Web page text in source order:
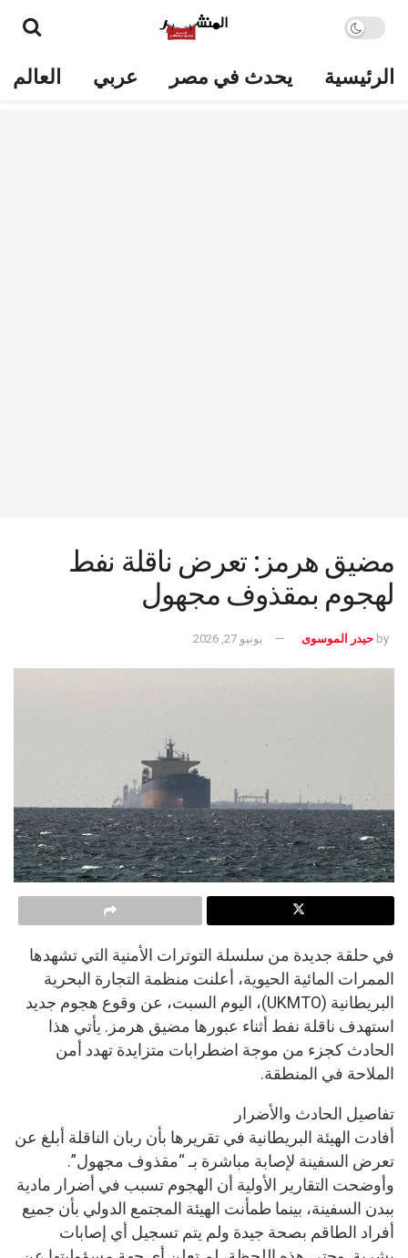
الرئيسية يحدث في مصر عربي العالم
مضيق هرمز: تعرض ناقلة نفط
لهجوم بمقذوف مجهول
by حيدر الموسوى يونيو 27, 2026
في حلقة جديدة من سلسلة التوترات الأمنية التي تشهدها
الممرات المائية الحيوية، أعلنت منظمة التجارة البحرية
البريطانية (UKMTO)، اليوم السبت، عن وقوع هجوم جديد
استهدف ناقلة نفط أثناء عبورها مضيق هرمز. يأتي هذا
الحادث كجزء من موجة اضطرابات متزايدة تهدد أمن
الملاحة في المنطقة.
تفاصيل الحادث والأضرار
أفادت الهيئة البريطانية في تقريرها بأن ربان الناقلة أبلغ عن
تعرض السفينة لإصابة مباشرة بـ “مقذوف مجهول”.
وأوضحت التقارير الأولية أن الهجوم تسبب في أضرار مادية
ببدن السفينة، بينما طمأنت الهيئة المجتمع الدولي بأن جميع
أفراد الطاقم بصحة جيدة ولم يتم تسجيل أي إصابات